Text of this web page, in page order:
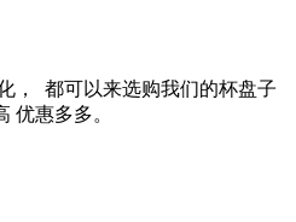
， 都可以来选购我们的杯盘子
优惠多多。